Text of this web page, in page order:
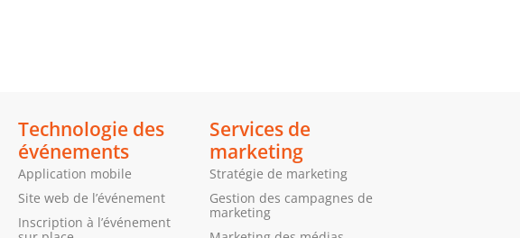
Technologie des
événements
Application mobile
Site web de l’événement
Inscription à l’événement
Services de
marketing
Stratégie de marketing
Gestion des campagnes de
marketing